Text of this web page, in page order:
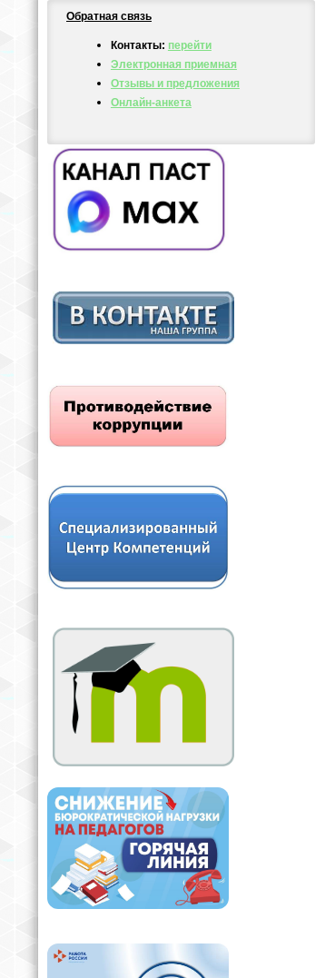
Обратная связь
Контакты: перейти
Электронная приемная
Отзывы и предложения
Онлайн-анкета